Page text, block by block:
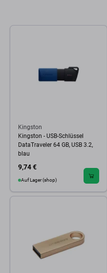
Kingston
Kingston - USB-Schlüssel
DataTraveler 64 GB, USB 3.2,
blau
9,74 €
Auf Lager (shop)